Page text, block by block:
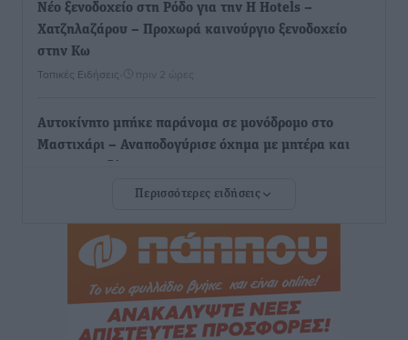
Νέο ξενοδοχείο στη Ρόδο για την H Hotels –
Χατζηλαζάρου – Προχωρά καινούργιο ξενοδοχείο
στην Κω
Τοπικές Ειδήσεις πριν 2 ώρες
Αυτοκίνητο μπήκε παράνομα σε μονόδρομο στο
Μαστιχάρι – Αναποδογύρισε όχημα με μητέρα και
πριν 2 ώρες
“Η Ευρώπη αντιμετώπιζε το προσφυγικό σαν ταινία
τρόμου” – Η συγκλονιστική μαρτυρία της Χαρούλας
Γιασιράνη στον RV για τα γεγονότα που οδήγησαν στο
Σύμφωνο της Λέρου
Τοπικές Ειδήσεις• πριν 2 ώρες
Περισσότερες ειδήσεις